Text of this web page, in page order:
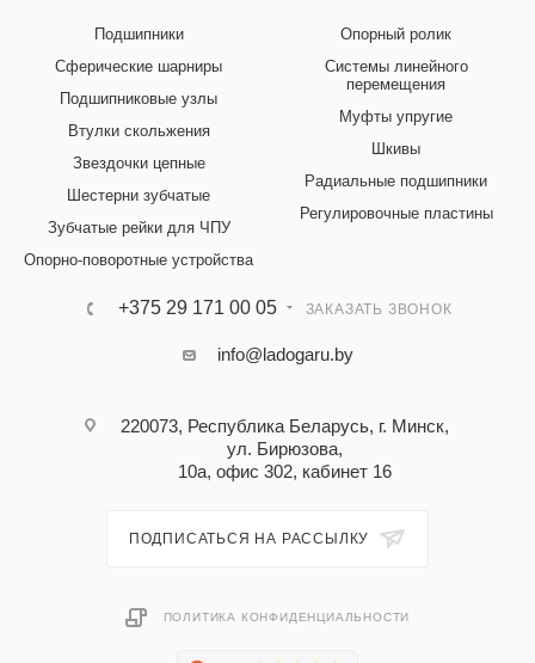
Подшипники
Сферические шарниры
Подшипниковые узлы
Втулки скольжения
Звездочки цепные
Шестерни зубчатые
Зубчатые рейки для ЧПУ
Опорно-поворотные устройства
Опорный ролик
Системы линейного
перемещения
Муфты упругие
Шкивы
Радиальные подшипники
Регулировочные пластины
+375 29 171 00 05 ЗАКАЗАТЬ ЗВОНОК
info@ladogaru.by
220073, Республика Беларусь, г. Минск,
ул. Бирюзова,
10а, офис 302, кабинет 16
ПОДПИСАТЬСЯ НА РАССЫЛКУ
ПОЛИТИКА КОНФИДЕНЦИАЛЬНОСТИ